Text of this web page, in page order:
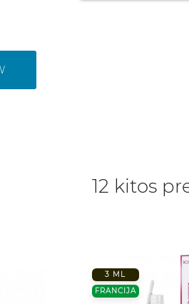
12 kitos
3 ML
FRANCIJA